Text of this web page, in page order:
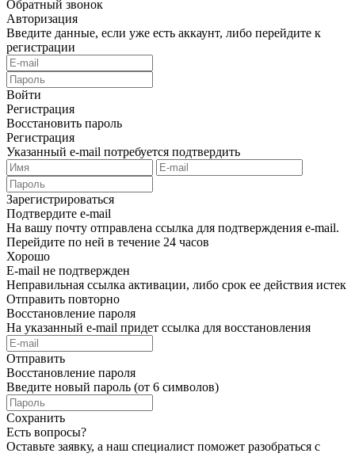
Обратный звонок
Авторизация
Введите данные, если уже есть аккаунт, либо перейдите к
регистрации
Войти
Регистрация
Восстановить пароль
Регистрация
Указанный e-mail потребуется подтвердить
Зарегистрироваться
Подтвердите e-mail
На вашу почту отправлена ссылка для подтверждения e-mail.
Перейдите по ней в течение 24 часов
Хорошо
E-mail не подтвержден
Неправильная ссылка активации, либо срок ее действия истек
Отправить повторно
Восстановление пароля
На указанный e-mail придет ссылка для восстановления
Отправить
Восстановление пароля
Введите новый пароль (от 6 символов)
Сохранить
Есть вопросы?
Оставьте заявку, а наш специалист поможет разобраться с